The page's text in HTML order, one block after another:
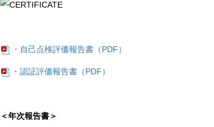
・自己点検評価報告書（PDF）
・認証評価報告書（PDF）
＜年次報告書＞